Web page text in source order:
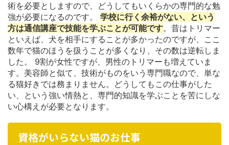
術を必要としますので、どうしてもいくらかの専門的な勉
強が必要になるのです。 学校に行く余裕がない、という
方は通信講座で技能を学ぶことが可能です。昔はトリマー
といえば、犬を相手にすることが多かったのですが、ここ
数年で猫のほうを扱うことが多くなり、その数は逆転しま
した。 9割が女性ですが、男性のトリマーも増えていま
す。美容師と似て、技術がものをいう専門職なので、単な
る猫好きでは務まりません。どうしてもこの仕事がした
い、という強い情熱と、専門的知識を学ぶことを苦にしな
い心構えが必要となります。
資格がいらない猫のお仕事